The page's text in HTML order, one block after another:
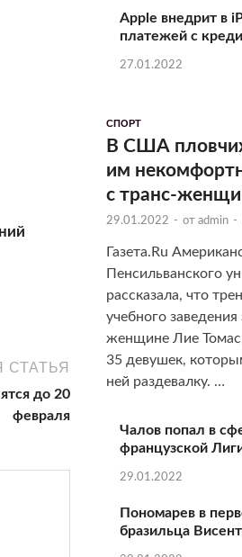
до 20
февраля
Apple внедрит в
платежей с
27.01.2022
СПОРТ
В США
им
с транс-
29.01.2022 - отadmin -
Газета.Ru
Пенсильванского
рассказала, что
учебного
женщине Лие
35 девушек,
ней раздевалку. …
Чалов попал в
французской
29.01.2022
Пономарев в
бразильца